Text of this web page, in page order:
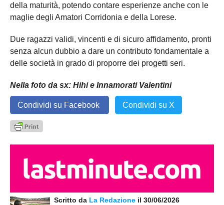
della maturità, potendo contare esperienze anche con le
maglie degli Amatori Corridonia e della Lorese.
Due ragazzi validi, vincenti e di sicuro affidamento, pronti
senza alcun dubbio a dare un contributo fondamentale a
delle società in grado di proporre dei progetti seri.
Nella foto da sx: Hihi e Innamorati Valentini
Condividi su Facebook Condividi su X
Scritto da La Redazione il 30/06/2026